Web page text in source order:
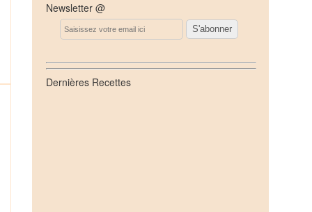
Newsletter @
Email
Dernières Recettes